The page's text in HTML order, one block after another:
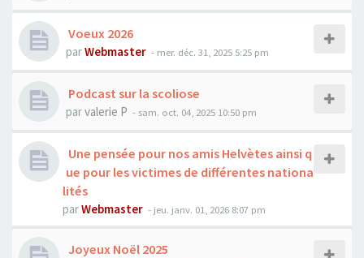
Voeux 2026
parWebmaster - mer. déc. 31, 2025 5:25 pm
Podcast sur la scoliose
parvalerie P - sam. oct. 04, 2025 10:50 pm
Une pensée pour nos amis Helvètes ainsi q
ue pour les victimes de différentes nationa
lités
parWebmaster - jeu. janv. 01, 2026 8:07 pm
Joyeux Noël 2025